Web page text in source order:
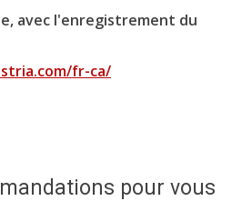
avec l'enregistrement du
fr-ca/
pour vous